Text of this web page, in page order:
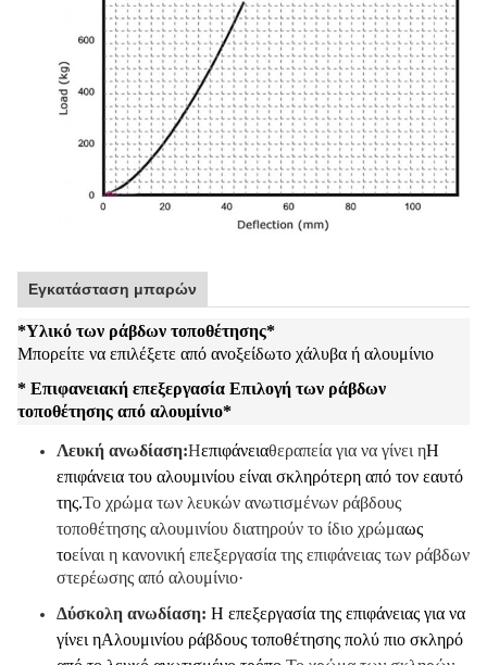
Εγκατάσταση μπαρών
*Υλικό των ράβδων τοποθέτησης*
Μπορείτε να επιλέξετε από ανοξείδωτο χάλυβα ή αλουμίνιο
* Επιφανειακή επεξεργασία Επιλογή των ράβδων
τοποθέτησης από αλουμίνιο*
Λευκή ανωδίαση:Ηεπιφάνειαθεραπεία για να γίνει ηΗ
επιφάνεια του αλουμινίου είναι σκληρότερη από τον εαυτό
της.Το χρώμα των λευκών ανωτισμένων ράβδους
τοποθέτησης αλουμινίου διατηρούν το ίδιο χρώμαως
τοείναι η κανονική επεξεργασία της επιφάνειας των ράβδων
στερέωσης από αλουμίνιο·
Δύσκολη ανωδίαση: Η επεξεργασία της επιφάνειας για να
γίνει ηΑλουμινίου ράβδους τοποθέτησης πολύ πιο σκληρό